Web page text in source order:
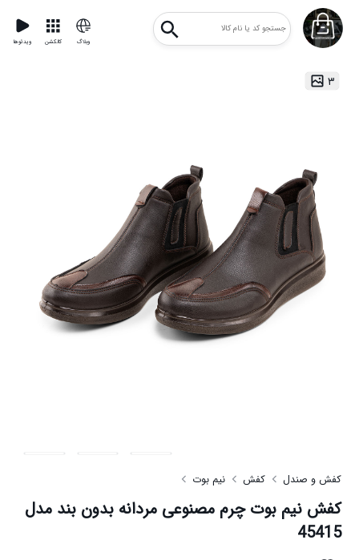
ویدئوها کالکشن وبلاگ
۳
کفش و صندل کفش نیم بوت
کفش نیم بوت چرم مصنوعی مردانه بدون بند مدل
45415